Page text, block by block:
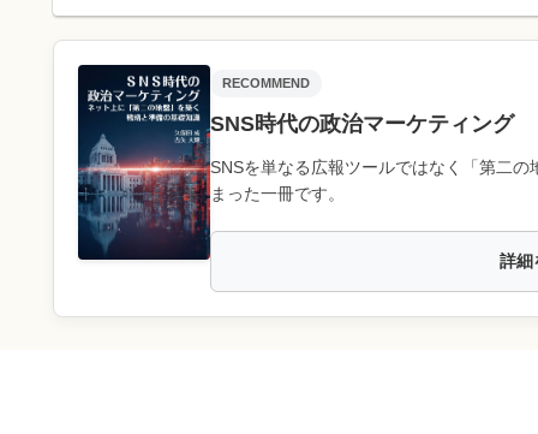
RECOMMEND
SNS時代の政治マーケティング
SNSを単なる広報ツールではなく「第二
まった一冊です。
詳細